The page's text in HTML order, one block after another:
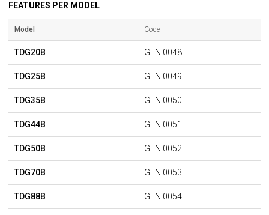
FEATURES PER MODEL
Model Code
TDG20B GEN.0048
TDG25B GEN.0049
TDG35B GEN.0050
TDG44B GEN.0051
TDG50B GEN.0052
TDG70B GEN.0053
TDG88B GEN.0054